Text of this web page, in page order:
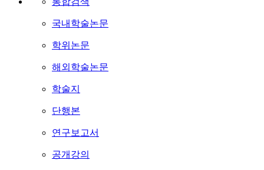
국내학술논문
학위논문
해외학술논문
학술지
단행본
연구보고서
공개강의